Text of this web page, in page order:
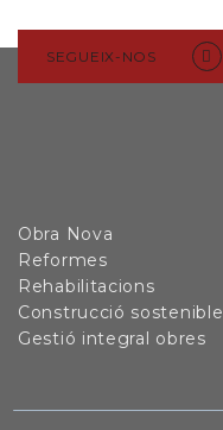
SEGUEIX-NOS
Obra Nova
Reformes
Rehabilitacions
Construcció sostenible
Gestió integral obres